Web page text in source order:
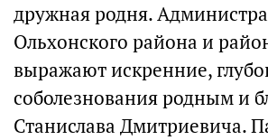
дружная родня.
Ольхонского района и
выражают искренние,
соболезнования родным и
Станислава Дмитриевича.